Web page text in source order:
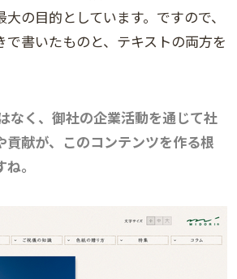
の目的としています。ですので、
で書いたものと、テキストの両方を
なく、御社の企業活動を通じて社
貢献が、このコンテンツを作る根
。